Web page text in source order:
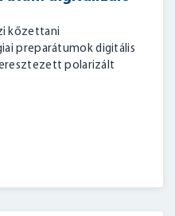
kőzettani
preparátumok digitális
polarizált